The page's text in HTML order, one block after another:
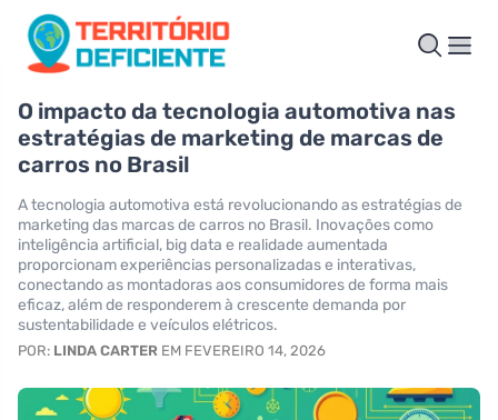
O impacto da tecnologia automotiva nas
estratégias de marketing de marcas de
carros no Brasil
A tecnologia automotiva está revolucionando as estratégias de
marketing das marcas de carros no Brasil. Inovações como
inteligência artificial, big data e realidade aumentada
proporcionam experiências personalizadas e interativas,
conectando as montadoras aos consumidores de forma mais
eficaz, além de responderem à crescente demanda por
sustentabilidade e veículos elétricos.
POR: LINDA CARTER EM FEVEREIRO 14, 2026